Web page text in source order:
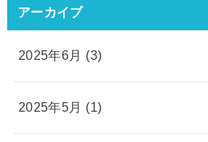
アーカイブ
2025年6月 (3)
2025年5月 (1)